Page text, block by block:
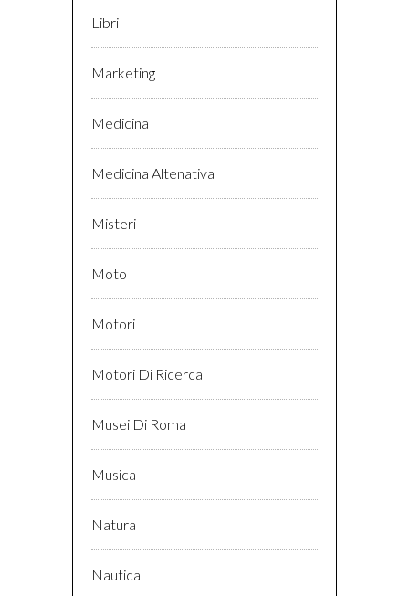
Libri
Marketing
Medicina
Medicina Altenativa
Misteri
Moto
Motori
Motori Di Ricerca
Musei Di Roma
Musica
Natura
Nautica